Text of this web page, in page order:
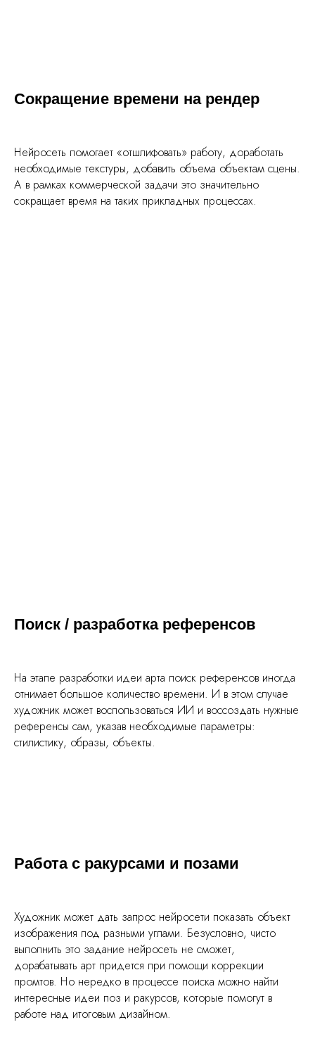
Сокращение времени на рендер
Нейросеть помогает «отшлифовать» работу, доработать
необходимые текстуры, добавить объема объектам сцены.
А в рамках коммерческой задачи это значительно
сокращает время на таких прикладных процессах.
Поиск / разработка референсов
На этапе разработки идеи арта поиск референсов иногда
отнимает большое количество времени. И в этом случае
художник может воспользоваться ИИ и воссоздать нужные
референсы сам, указав необходимые параметры:
стилистику, образы, объекты.
Работа с ракурсами и позами
Художник может дать запрос нейросети показать объект
изображения под разными углами. Безусловно, чисто
выполнить это задание нейросеть не сможет,
дорабатывать арт придется при помощи коррекции
промтов. Но нередко в процессе поиска можно найти
интересные идеи поз и ракурсов, которые помогут в
работе над итоговым дизайном.